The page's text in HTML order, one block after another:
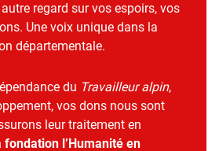
regard sur vos espoirs, vos
Une voix unique dans la
départementale.
du Travailleur alpin,
vos dons nous sont
leur traitement en
fondation l’Humanité en